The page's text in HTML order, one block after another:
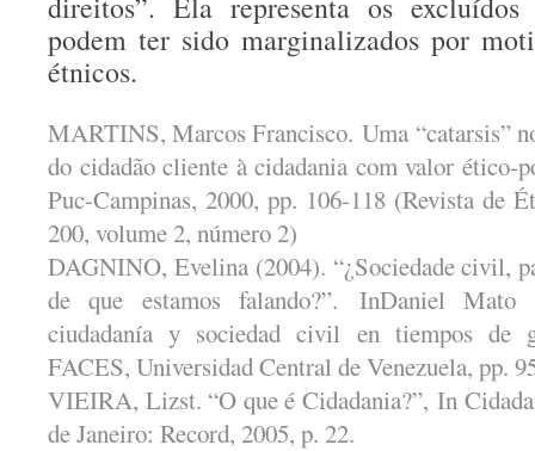
podem ter sido marginalizados por
étnicos.
MARTINS, Marcos Francisco. Uma “catarsis”
do cidadão cliente à cidadania com valor ético-
Puc-Campinas, 2000, pp. 106-118 (Revista de
200, volume 2, número 2)
DAGNINO, Evelina (2004). “¿Sociedade civil,
de que estamos falando?”. InDaniel Mato
ciudadanía y sociedad civil en tiempos de
FACES, Universidad Central de Venezuela, pp.
VIEIRA, Lizst. “O que é Cidadania?”, In
de Janeiro: Record, 2005, p. 22.